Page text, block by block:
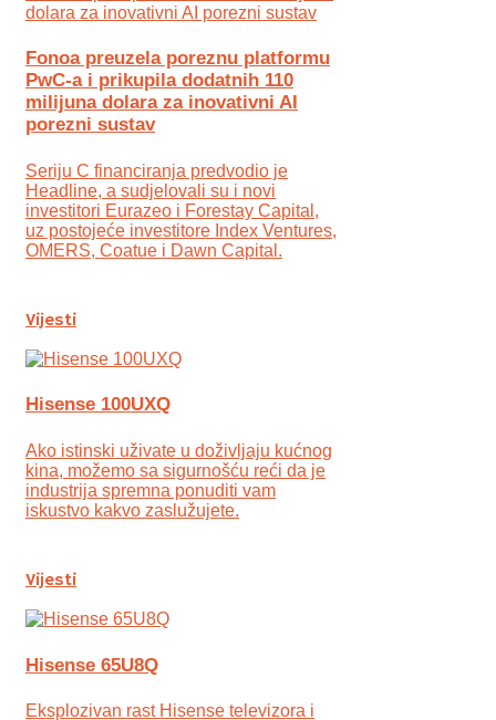
Fonoa preuzela poreznu platformu
PwC-a i prikupila dodatnih 110
milijuna dolara za inovativni AI
porezni sustav
Seriju C financiranja predvodio je
Headline, a sudjelovali su i novi
investitori Eurazeo i Forestay Capital,
uz postojeće investitore Index Ventures,
OMERS, Coatue i Dawn Capital.
Vijesti
Hisense 100UXQ
Ako istinski uživate u doživljaju kućnog
kina, možemo sa sigurnošću reći da je
industrija spremna ponuditi vam
iskustvo kakvo zaslužujete.
Vijesti
Hisense 65U8Q
Eksplozivan rast Hisense televizora i